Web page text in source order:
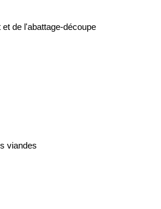
de l'abattage-découpe
viandes